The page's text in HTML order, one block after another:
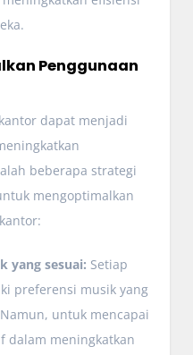
Penggunaan
dapat menjadi
beberapa strategi
mengoptimalkan
yang sesuai: Setiap
preferensi musik yang
untuk mencapai
dalam meningkatkan